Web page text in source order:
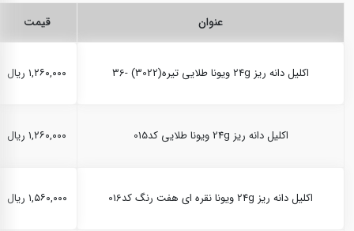
عنوان قیمت
اکلیل دانه ریز 24g ویونا طلایی تیره(3022) -36 ۱,۲۶۰,۰۰۰ ریال
اکلیل دانه ریز 24g ویونا طلایی کد015 ۱,۲۶۰,۰۰۰ ریال
اکلیل دانه ریز 24g ویونا نقره ای هفت رنگ کد016 ۱,۵۶۰,۰۰۰ ریال